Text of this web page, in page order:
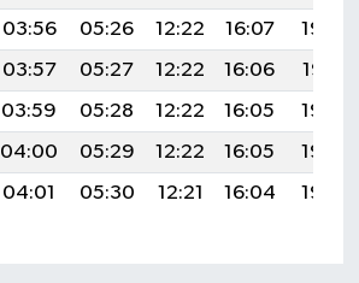
03:56 05:26 12:22 16:07
19:09
03:57 05:27 12:22 16:06
19:07
03:59 05:28 12:22 16:05
19:06
04:00 05:29 12:22 16:05
19:04
04:01 05:30 12:21 16:04 19:03